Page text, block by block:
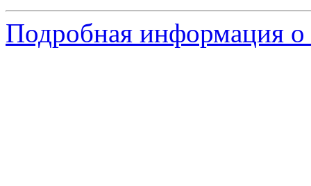
Подробная информация о